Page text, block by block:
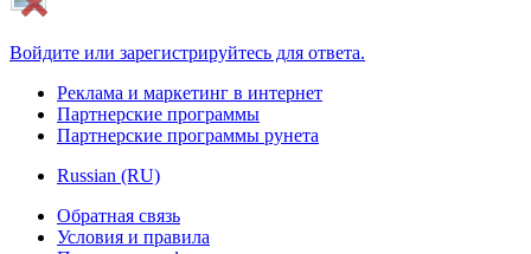
Войдите или зарегистрируйтесь для ответа.
Реклама и маркетинг в интернет
Партнерские программы
Партнерские программы рунета
Russian (RU)
Обратная связь
Условия и правила